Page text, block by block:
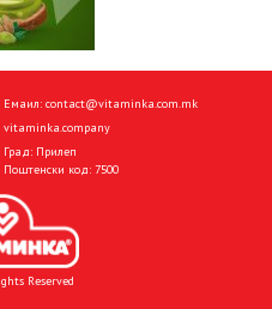
Емаил: contact@vitaminka.com.mk
vitaminka.company
Град: Прилеп
Поштенски код: 7500
Reserved